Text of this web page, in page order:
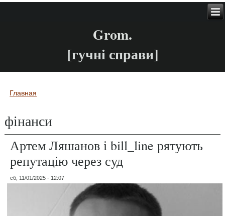
Grom.
[гучні справи]
Вы здесь
Главная
фінанси
Артем Ляшанов і bill_line рятують
репутацію через суд
сб, 11/01/2025 - 12:07